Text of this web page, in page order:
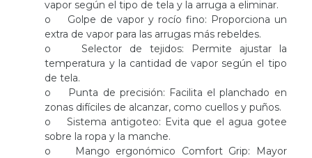
vapor según el tipo de tela y la arruga a eliminar.
o Golpe de vapor y rocío fino: Proporciona un
extra de vapor para las arrugas más rebeldes.
o Selector de tejidos: Permite ajustar la
temperatura y la cantidad de vapor según el tipo
de tela.
o Punta de precisión: Facilita el planchado en
zonas difíciles de alcanzar, como cuellos y puños.
o Sistema antigoteo: Evita que el agua gotee
sobre la ropa y la manche.
o Mango ergonómico Comfort Grip: Mayor